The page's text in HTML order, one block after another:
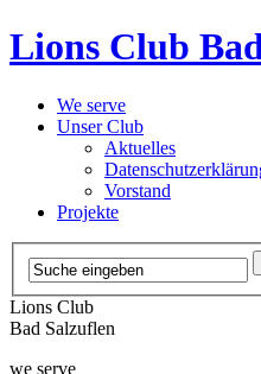
Lions Club
We serve
Unser Club
Aktuelles
Vorstand
Projekte
Lions Club
Bad Salzuflen
we serve